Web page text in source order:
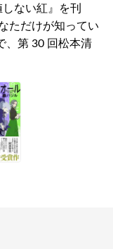
ない紅』を刊
ただけが知ってい
、第 30 回松本清